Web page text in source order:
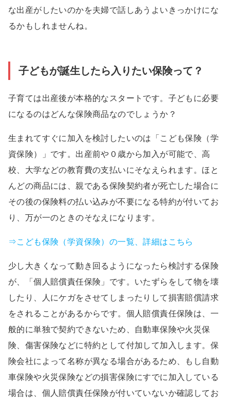
な出産がしたいのかを夫婦で話しあうよいきっかけにな
るかもしれませんね。
子どもが誕生したら入りたい保険って？
子育ては出産後が本格的なスタートです。子どもに必要
になるのはどんな保険商品なのでしょうか？
生まれてすぐに加入を検討したいのは「こども保険（学
資保険）」です。出産前や０歳から加入が可能で、高
校、大学などの教育費の支払いにそなえられます。ほと
んどの商品には、親である保険契約者が死亡した場合に
その後の保険料の払い込みが不要になる特約が付いてお
り、万が一のときのそなえになります。
⇒こども保険（学資保険）の一覧、詳細はこちら
少し大きくなって動き回るようになったら検討する保険
が、「個人賠償責任保険」です。いたずらをして物を壊
したり、人にケガをさせてしまったりして損害賠償請求
をされることがあるからです。個人賠償責任保険は、一
般的に単独で契約できないため、自動車保険や火災保
険、傷害保険などに特約として付加して加入します。保
険会社によって名称が異なる場合があるため、もし自動
車保険や火災保険などの損害保険にすでに加入している
場合は、個人賠償責任保険が付いていないか確認してお